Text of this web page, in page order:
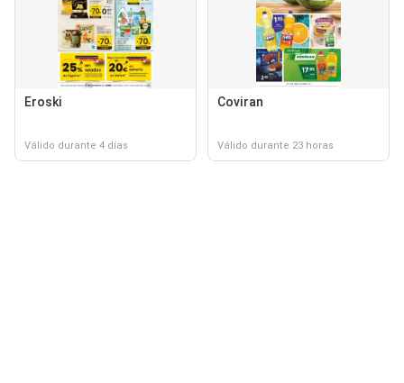
Eroski
Válido durante 4 días
Coviran
Válido durante 23 horas